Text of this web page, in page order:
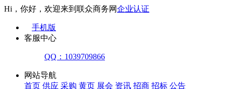
Hi，你好，欢迎来到联众商务网企业认证
手机版
客服中心
QQ：1039709866
网站导航
首页 供应 采购 黄页 展会 资讯 招商 招标 公告